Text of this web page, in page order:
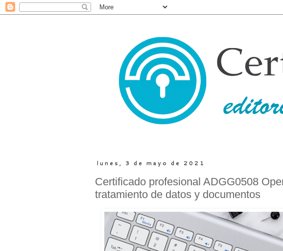
lunes, 3 de mayo de 2021
Certificado profesional ADGG0508
tratamiento de datos y documentos